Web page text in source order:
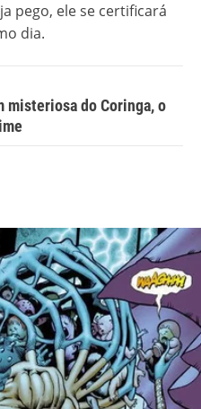
pego, ele se certificará
dia.
misteriosa do Coringa, o